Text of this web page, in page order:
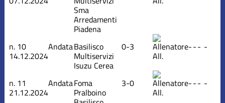
Sma
Arredamenti
Piadena
n. 10
14.12.2024
AndataBasilisco
Multiservizi
Isuzu Cerea
0-3
All.
--- -
n. 11
21.12.2024
AndataFoma
Pralboino
3-0
All.
--- -